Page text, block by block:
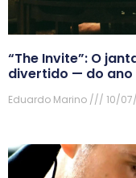
“The Invite”: O
divertido — do ano
Eduardo Marino 10/